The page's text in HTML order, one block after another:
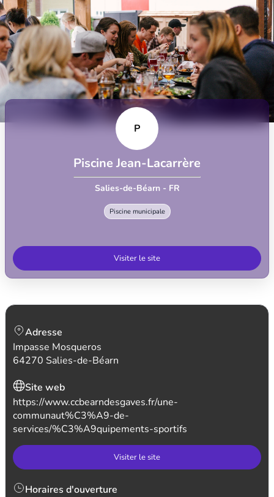
P
Piscine Jean-Lacarrère
Salies-de-Béarn - FR
Piscine municipale
Visiter le site
Adresse
Impasse Mosqueros
64270 Salies-de-Béarn
Site web
https://www.ccbearndesgaves.fr/une-
communaut%C3%A9-de-
services/%C3%A9quipements-sportifs
Visiter le site
Horaires d'ouverture